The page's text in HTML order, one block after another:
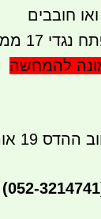
חובבים
להמחשה
אור עקיבא
(052-